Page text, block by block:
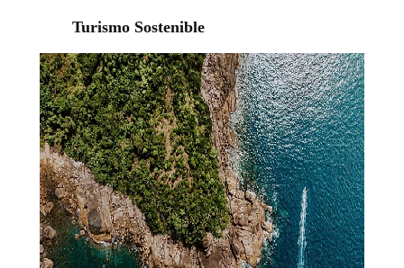
Turismo Sostenible